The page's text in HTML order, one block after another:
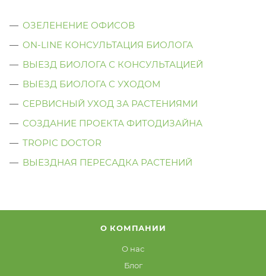
ОЗЕЛЕНЕНИЕ ОФИСОВ
ON-LINE КОНСУЛЬТАЦИЯ БИОЛОГА
ВЫЕЗД БИОЛОГА С КОНСУЛЬТАЦИЕЙ
ВЫЕЗД БИОЛОГА C УХОДОМ
СЕРВИСНЫЙ УХОД ЗА РАСТЕНИЯМИ
СОЗДАНИЕ ПРОЕКТА ФИТОДИЗАЙНА
TROPIC DOCTOR
ВЫЕЗДНАЯ ПЕРЕСАДКА РАСТЕНИЙ
О КОМПАНИИ
О нас
Блог